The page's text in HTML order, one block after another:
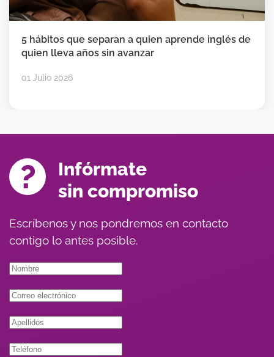
5 hábitos que separan a quien aprende inglés de
quien lleva años sin avanzar
01 Julio 2026
Infórmate
sin compromiso
Escríbenos y nos pondremos en contacto
contigo lo antes posible.